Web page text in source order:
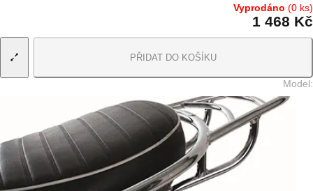
Vyprodáno (0 ks)
1 468 Kč
PŘIDAT DO KOŠÍKU
Model: